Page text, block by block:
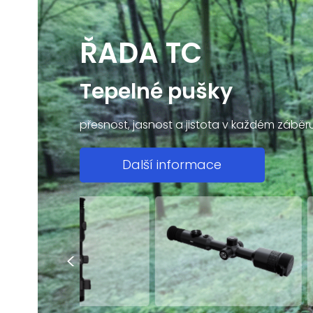
ŘADA TC
Tepelné pušky
přesnost, jasnost a jistota v každém
Další informace
<